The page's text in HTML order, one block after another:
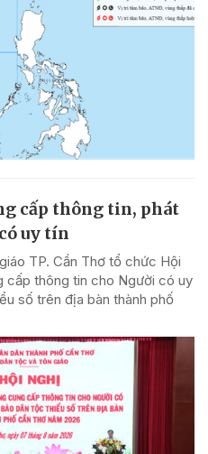
cấp thông tin, phát
uy tín
TP. Cần Thơ tổ chức Hội
cấp thông tin cho Người có uy
số trên địa bàn thành phố